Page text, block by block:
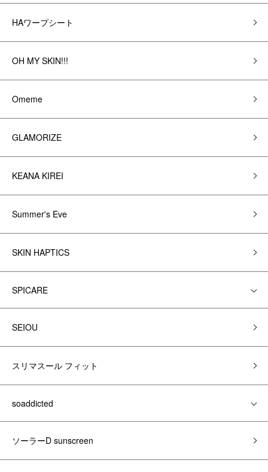
HAワープシート
OH MY SKIN!!!
Omeme
GLAMORIZE
KEANA KIREI
Summer's Eve
SKIN HAPTICS
SPICARE
SEIOU
スリマスール フィット
soaddicted
ソーラーD sunscreen